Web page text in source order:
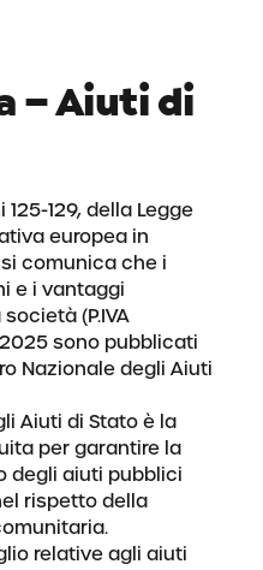
– Aiuti di
125-129, della Legge
europea in
comunica che i
e i vantaggi
(P.IVA
2025 sono pubblicati
Nazionale degli Aiuti
Aiuti di Stato è la
per garantire la
degli aiuti pubblici
rispetto della
relative agli aiuti